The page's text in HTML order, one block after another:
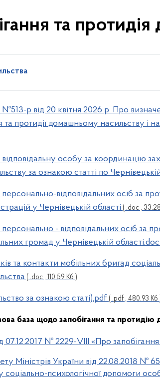
та
p від 20 квітня 2026 р. Про
та протидії домашньому насильству і
особу за координацію
за ознакою статті по
відповідальних осіб за
у Чернівецькій області ( .doc ,
- відповідальних осіб за
громад у Чернівецькій
та контакти мобільних бригад
( .doc , 110.59 Кб )
за ознакою статі).pdf ( .pdf , 480.93 Кб
база щодо запобігання та
07.12.2017 № 2229-VIII «Про
Міністрів України від 22.08.2018
соціально-психологічної допомоги